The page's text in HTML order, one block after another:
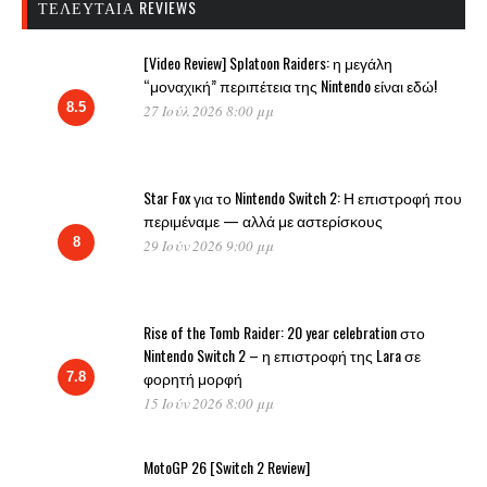
ΤΕΛΕΥΤΑΊΑ REVIEWS
8.5
[Video Review] Splatoon Raiders: η μεγάλη
“μοναχική” περιπέτεια της Nintendo είναι εδώ!
27 Ιούλ 2026 8:00 μμ
8
Star Fox για το Nintendo Switch 2: Η επιστροφή που
περιμέναμε — αλλά με αστερίσκους
29 Ιούν 2026 9:00 μμ
7.8
Rise of the Tomb Raider: 20 year celebration στο
Nintendo Switch 2 – η επιστροφή της Lara σε
φορητή μορφή
15 Ιούν 2026 8:00 μμ
MotoGP 26 [Switch 2 Review]